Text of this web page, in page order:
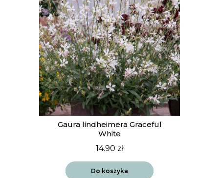
Gaura lindheimera Graceful
White
14.90 zł
Do koszyka